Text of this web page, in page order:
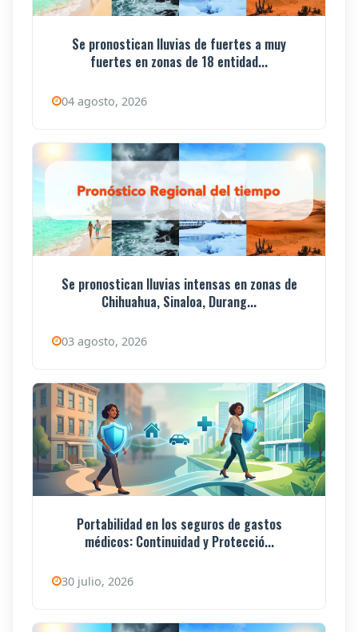
Se pronostican lluvias de fuertes a muy
fuertes en zonas de 18 entidad...
04 agosto, 2026
Se pronostican lluvias intensas en zonas de
Chihuahua, Sinaloa, Durang...
03 agosto, 2026
Portabilidad en los seguros de gastos
médicos: Continuidad y Protecció...
30 julio, 2026